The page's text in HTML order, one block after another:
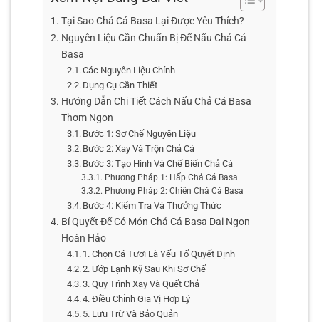
Tại Sao Chả Cá Basa Lại Được Yêu Thích?
Nguyên Liệu Cần Chuẩn Bị Để Nấu Chả Cá
Basa
Các Nguyên Liệu Chính
Dụng Cụ Cần Thiết
Hướng Dẫn Chi Tiết Cách Nấu Chả Cá Basa
Thơm Ngon
Bước 1: Sơ Chế Nguyên Liệu
Bước 2: Xay Và Trộn Chả Cá
Bước 3: Tạo Hình Và Chế Biến Chả Cá
Phương Pháp 1: Hấp Chả Cá Basa
Phương Pháp 2: Chiên Chả Cá Basa
Bước 4: Kiểm Tra Và Thưởng Thức
Bí Quyết Để Có Món Chả Cá Basa Dai Ngon
Hoàn Hảo
1. Chọn Cá Tươi Là Yếu Tố Quyết Định
2. Ướp Lạnh Kỹ Sau Khi Sơ Chế
3. Quy Trình Xay Và Quết Chả
4. Điều Chỉnh Gia Vị Hợp Lý
5. Lưu Trữ Và Bảo Quản